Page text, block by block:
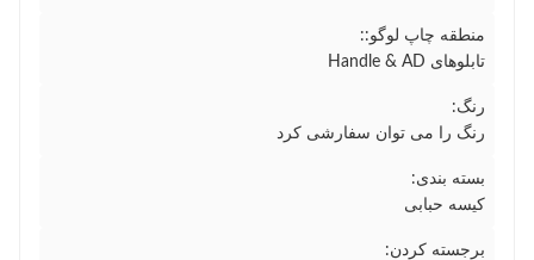
منطقه چاپ لوگو::
تابلوهای Handle & AD
رنگ:
رنگ را می توان سفارشی کرد
بسته بندی:
کیسه حبابی
برجسته کردن: